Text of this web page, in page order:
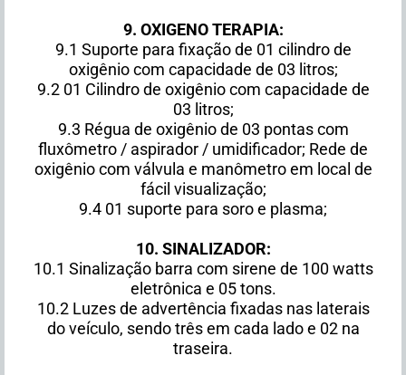
9. OXIGENO TERAPIA:
9.1 Suporte para fixação de 01 cilindro de
oxigênio com capacidade de 03 litros;
9.2 01 Cilindro de oxigênio com capacidade de
03 litros;
9.3 Régua de oxigênio de 03 pontas com
fluxômetro / aspirador / umidificador; Rede de
oxigênio com válvula e manômetro em local de
fácil visualização;
9.4 01 suporte para soro e plasma;
10. SINALIZADOR:
10.1 Sinalização barra com sirene de 100 watts
eletrônica e 05 tons.
10.2 Luzes de advertência fixadas nas laterais
do veículo, sendo três em cada lado e 02 na
traseira.